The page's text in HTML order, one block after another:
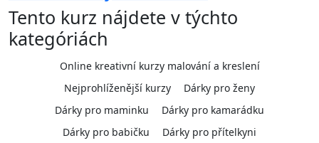
Tento kurz nájdete v týchto
kategóriách
Online kreativní kurzy malování a kreslení
Nejprohlíženější kurzy
Dárky pro ženy
Dárky pro maminku
Dárky pro kamarádku
Dárky pro babičku
Dárky pro přítelkyni